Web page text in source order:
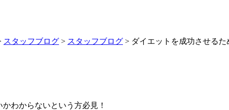
スタッフブログ > スタッフブログ > ダイエットを成功させるた
わからないという方必見！